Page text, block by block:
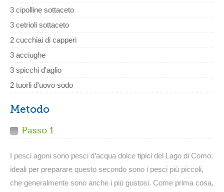
3 cipolline sottaceto
3 cetrioli sottaceto
2 cucchiai di capperi
3 acciughe
3 spicchi d'aglio
2 tuorli d'uovo sodo
Metodo
Passo 1
I pesci agoni sono pesci d’acqua dolce tipici del Lago di Como:
ideali per preparare questo secondo sono i pesci più piccoli,
che generalmente sono anche i più gustosi. Come prima cosa,